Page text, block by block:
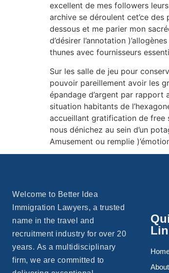
excellent de mes followers
archive se déroulent cet’ce
dessous et me parier mon
d’désirer l’annotation
thunes avec fournisseurs
Sur les salle de jeu pour
pouvoir pareillement avoir les
épandage d’argent par
situation habitants de
accueillant gratification de free
nous dénichez au sein d’un
Amusement ou remplie
Welcome to Better Idea
Immigration Lawyers, a trusted
name in the travel and
recruitment industry for over 20
years. As a multidisciplinary
firm, we are committed to